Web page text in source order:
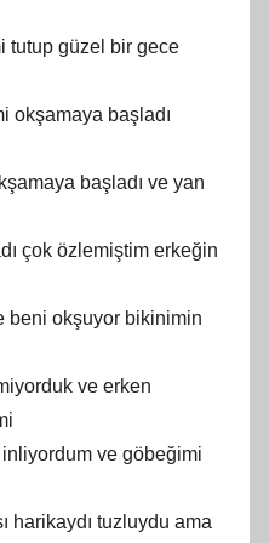
tutup güzel bir gece
okşamaya başladı
başladı ve yan
çok özlemiştim erkeğin
beni okşuyor bikinimin
ve erken
ve göbeğimi
harikaydı tuzluydu ama